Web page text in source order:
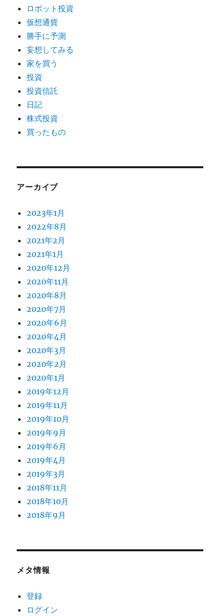
ロボット投資
仮想通貨
勝手に予測
妄想してみる
家を買う
投資
投資信託
日記
株式投資
買ったもの
アーカイブ
2023年1月
2022年8月
2021年2月
2021年1月
2020年12月
2020年11月
2020年8月
2020年7月
2020年6月
2020年4月
2020年3月
2020年2月
2020年1月
2019年12月
2019年11月
2019年10月
2019年9月
2019年6月
2019年4月
2019年3月
2018年11月
2018年10月
2018年9月
メタ情報
登録
ログイン